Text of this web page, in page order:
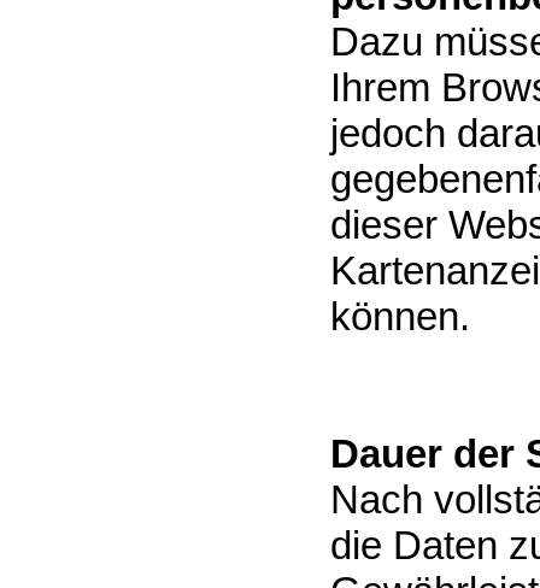
Dazu
Ihrem
jedoch
dieser
können.
Dauer der
Nach
die Daten